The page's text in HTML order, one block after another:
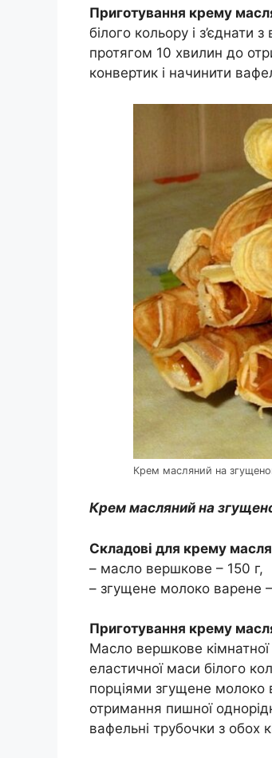
Приготування крему
білого кольору і
протягом 10 хвилин до
конвертик і начинити
Крем масляний на
Крем масляний на
Складові для крему
– масло вершкове – 150 г,
– згущене молоко варене
Приготування крему
Масло вершкове
еластичної маси білого
порціями згущене
отримання пишної
вафельні трубочки з обох